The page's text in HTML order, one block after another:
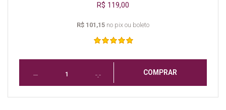
R$ 119,00
R$ 101,15 no pix ou boleto
COMPRAR